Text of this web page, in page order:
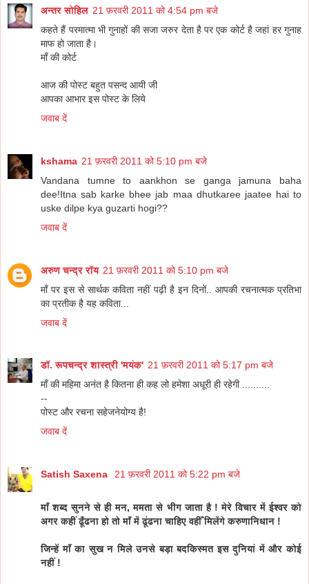
अन्तर सोहिल 21 फ़रवरी 2011 को 4:54 pm बजे
कहते हैं परमात्मा भी गुनाहों की सजा जरुर देता है पर एक कोर्ट है जहां हर गुनाह
माफ हो जाता है।
माँ की कोर्ट
आज की पोस्ट बहुत पसन्द आयी जी
आपका आभार इस पोस्ट के लिये
जवाब दें
kshama 21 फ़रवरी 2011 को 5:10 pm बजे
Vandana tumne to aankhon se ganga jamuna baha
dee!Itna sab karke bhee jab maa dhutkaree jaatee hai to
uske dilpe kya guzarti hogi??
जवाब दें
अरुण चन्द्र रॉय 21 फ़रवरी 2011 को 5:10 pm बजे
माँ पर इस से सार्थक कविता नहीं पढ़ी है इन दिनों.. आपकी रचनात्मक प्रतिभा
का प्रतीक है यह कविता...
जवाब दें
डॉ. रूपचन्द्र शास्त्री 'मयंक' 21 फ़रवरी 2011 को 5:17 pm बजे
माँ की महिमा अनंत है कितना ही कह लो हमेशा अधूरी ही रहेगी ..........
--
पोस्ट और रचना सहेजनेयोग्य है!
जवाब दें
Satish Saxena 21 फ़रवरी 2011 को 5:22 pm बजे
माँ शब्द सुनने से ही मन, ममता से भीग जाता है ! मेरे विचार में ईश्वर को
अगर कहीं ढूँढना हो तो माँ में ढूंढना चाहिए वहीँ मिलेंगे करुणानिधान !
जिन्हें माँ का सुख न मिले उनसे बड़ा बदकिस्मत इस दुनियां में और कोई
नहीं !